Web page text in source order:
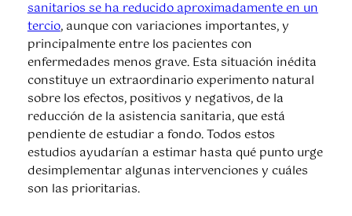
sanitarios se ha reducido aproximadamente en un
tercio, aunque con variaciones importantes, y
principalmente entre los pacientes con
enfermedades menos grave. Esta situación inédita
constituye un extraordinario experimento natural
sobre los efectos, positivos y negativos, de la
reducción de la asistencia sanitaria, que está
pendiente de estudiar a fondo. Todos estos
estudios ayudarían a estimar hasta qué punto urge
desimplementar algunas intervenciones y cuáles
son las prioritarias.